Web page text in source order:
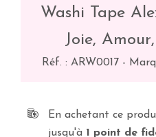
Washi Tape
Joie,
Réf. : ARW0017-
En achetant ce
jusqu'à 1 point de